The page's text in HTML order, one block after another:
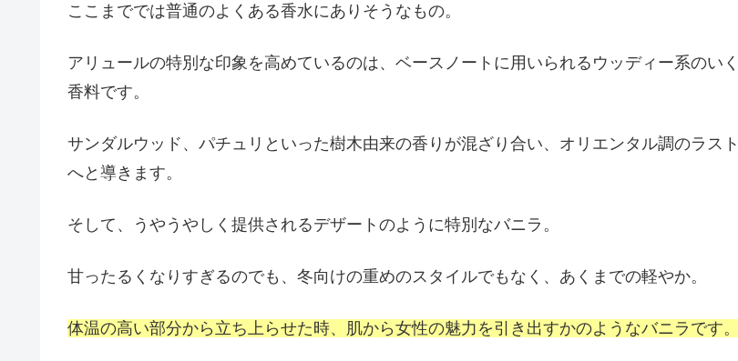
ここまででは普通のよくある香水にありそうなもの。
アリュールの特別な印象を高めているのは、ベースノートに用いられるウッディー系のい
香料です。
サンダルウッド、パチュリといった樹木由来の香りが混ざり合い、オリエンタル調のラス
へと導きます。
そして、うやうやしく提供されるデザートのように特別なバニラ。
甘ったるくなりすぎるのでも、冬向けの重めのスタイルでもなく、あくまでの軽やか。
体温の高い部分から立ち上らせた時、肌から女性の魅力を引き出すかのようなバニラです。